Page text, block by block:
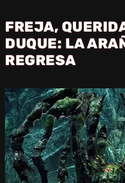
FREJA,
DUQUE: LA
REGRESA